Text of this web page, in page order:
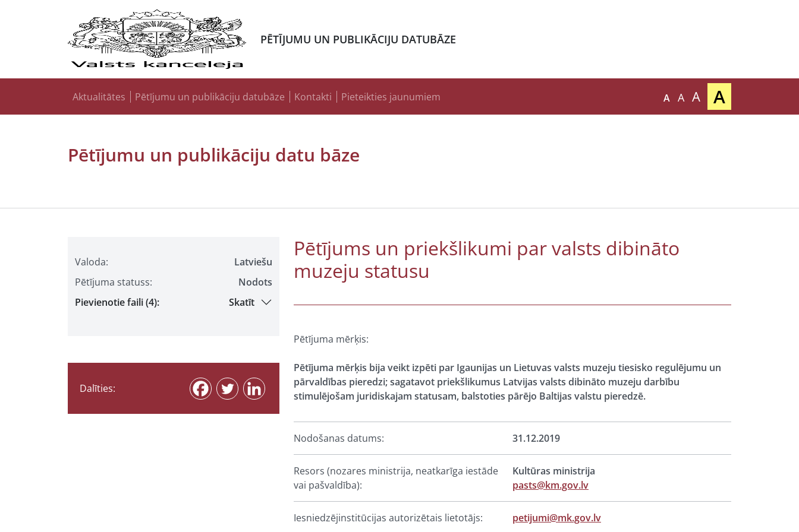
PĒTĪJUMU UN PUBLIKĀCIJU DATUBĀZE
Aktualitātes Pētījumu un publikāciju datubāze Kontakti Pieteikties jaunumiem A A A A
Pētījumu un publikāciju datu bāze
Valoda:
Latviešu
Pētījuma statuss:
Nodots
Pievienotie faili (4):
Skatīt
Dalīties:
Pētījums un priekšlikumi par valsts dibināto
muzeju statusu
Pētījuma mērķis:
Pētījuma mērķis bija veikt izpēti par Igaunijas un Lietuvas valsts muzeju tiesisko regulējumu un
pārvaldības pieredzi; sagatavot priekšlikumus Latvijas valsts dibināto muzeju darbību
stimulējošam juridiskajam statusam, balstoties pārējo Baltijas valstu pieredzē.
Nodošanas datums: 31.12.2019
Resors (nozares ministrija, neatkarīga iestāde
vai pašvaldība):
Kultūras ministrija
pasts@km.gov.lv
Iesniedzējinstitūcijas autorizētais lietotājs: petijumi@mk.gov.lv